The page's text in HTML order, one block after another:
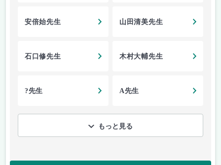
安倍始先生 山田清美先生
石口修先生 木村大輔先生
?先生 A先生
もっと見る